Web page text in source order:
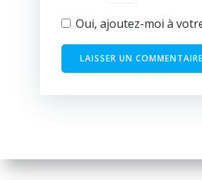
Oui, ajoutez-moi à